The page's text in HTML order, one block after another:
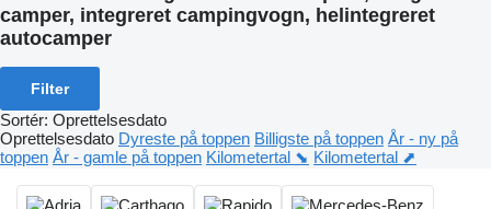
camper, integreret campingvogn, helintegreret
autocamper
Filter
Sortér: Oprettelsesdato
Oprettelsesdato Dyreste på toppen Billigste på toppen År - ny på
toppen År - gamle på toppen Kilometertal ⬊ Kilometertal ⬈